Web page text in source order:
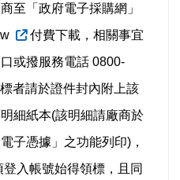
至「政府電子採購網」
付費下載，相關事宜
或撥服務電話 0800-
者請於證件封內附上該
細紙本(該明細請廠商於
子憑據」之功能列印)，
入帳號始得領標，且同